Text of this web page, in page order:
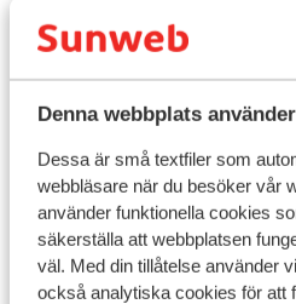
Denna webbplats
Dessa är små textfiler som
webbläsare när du besöker vår
använder funktionella cookies
säkerställa att webbplatsen
väl. Med din tillåtelse använder
också analytiska cookies för att
diskotek. Du behöver inte gå
bakverk eller turkiska
såklart glass att stilla
centrum av Belek finns ett
och kaféer. Ett större utbud
hotellen.
Youssef
Visa alla 10
Andra boenden i